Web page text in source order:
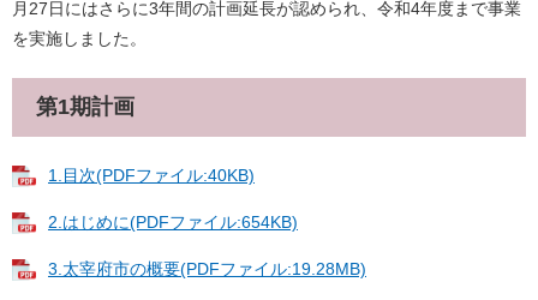
月27日にはさらに3年間の計画延長が認められ、令和4年度まで事業
を実施しました。
第1期計画
1.目次(PDFファイル:40KB)
2.はじめに(PDFファイル:654KB)
3.太宰府市の概要(PDFファイル:19.28MB)